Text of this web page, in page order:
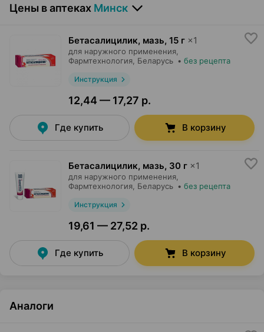
Цены в аптеках Минск
Бетасалицилик, мазь, 15 г ×1
для наружного применения,
Фармтехнология, Беларусь • без рецепта
Инструкция
12,44 — 17,27 р.
Где купить В корзину
Бетасалицилик, мазь, 30 г ×1
для наружного применения,
Фармтехнология, Беларусь • без рецепта
Инструкция
19,61 — 27,52 р.
Где купить В корзину
Аналоги